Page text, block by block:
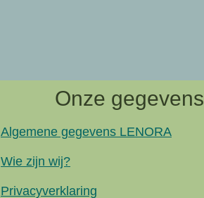
Onze gegevens
Algemene gegevens LENORA
Wie zijn wij?
Privacyverklaring